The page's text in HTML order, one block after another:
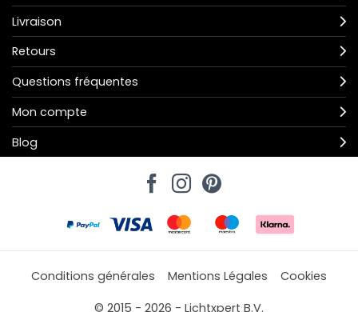
Livraison
Retours
Questions fréquentes
Mon compte
Blog
Conditions générales Mentions Légales
Cookies
© 2015 - 2026 - Lichtxpert B.V.